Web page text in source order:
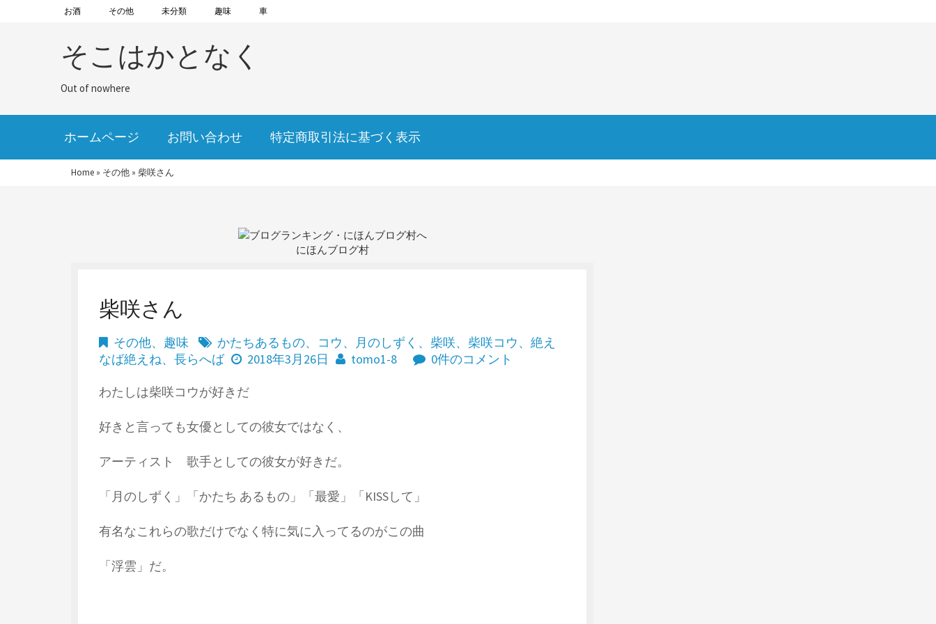
お酒 その他 未分類 趣味 車
そこはかとなく
Out of nowhere
ホームページ お問い合わせ 特定商取引法に基づく表示
Home » その他 » 柴咲さん
にほんブログ村
柴咲さん
その他、 趣味 かたちあるもの、 コウ、 月のしずく 、 柴咲、 柴咲コウ、 絶え
なば絶えね、 長らへば 2018年3月26日 tomo1-8 0件のコメント
わたしは柴咲コウが好きだ
好きと言っても女優としての彼女ではなく、
アーティスト 歌手としての彼女が好きだ。
「月のしずく」「かたち あるもの」「最愛」「KISSして」
有名なこれらの歌だけでなく特に気に入ってるのがこの曲
「浮雲」だ。